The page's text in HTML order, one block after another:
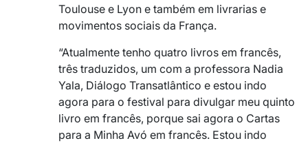
Toulouse e Lyon e também em livrarias e
movimentos sociais da França.
“Atualmente tenho quatro livros em francês,
três traduzidos, um com a professora Nadia
Yala, Diálogo Transatlântico e estou indo
agora para o festival para divulgar meu quinto
livro em francês, porque sai agora o Cartas
para a Minha Avó em francês. Estou indo